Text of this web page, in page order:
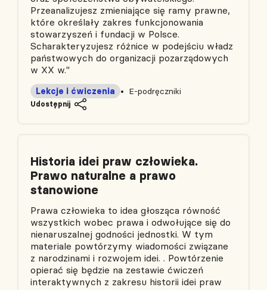
Przeanalizujesz zmieniające się ramy prawne,
które określały zakres funkcjonowania
stowarzyszeń i fundacji w Polsce.
Scharakteryzujesz różnice w podejściu władz
państwowych do organizacji pozarządowych
w XX w."
E-podręczniki
Lekcje i ćwiczenia
Udostępnij
Historia idei praw człowieka.
Prawo naturalne a prawo
stanowione
Prawa człowieka to idea głosząca równość
wszystkich wobec prawa i odwołujące się do
nienaruszalnej godności jednostki. W tym
materiale powtórzymy wiadomości związane
z narodzinami i rozwojem idei. . Powtórzenie
opierać się będzie na zestawie ćwiczeń
interaktywnych z zakresu historii idei praw